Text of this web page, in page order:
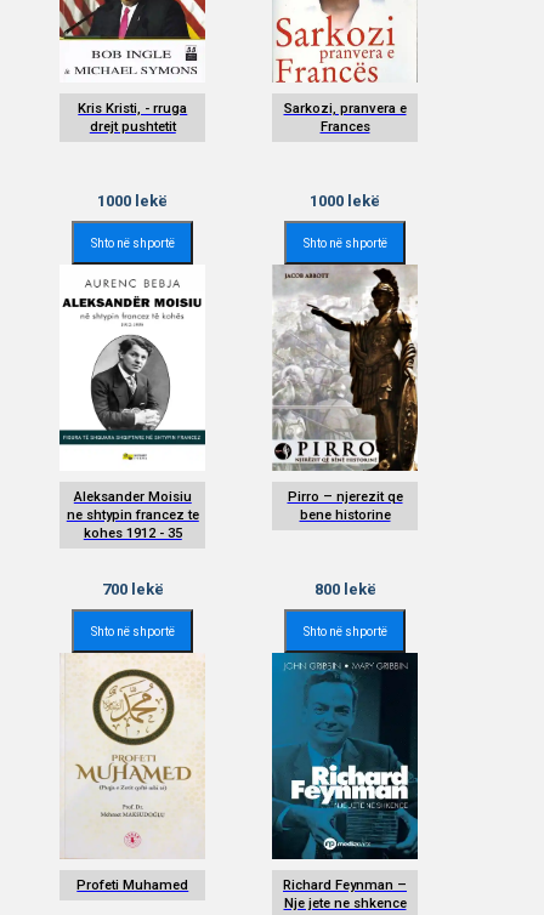
Kris Kristi, - rruga
drejt pushtetit
1000 lekë
Shto në shportë
Sarkozi, pranvera e
Frances
1000 lekë
Shto në shportë
Aleksander Moisiu
ne shtypin francez te
kohes 1912 - 35
700lekë
Shto në shportë
Pirro – njerezit qe
bene historine
800lekë
Shto në shportë
Profeti Muhamed
Richard Feynman –
Nje jete ne shkence